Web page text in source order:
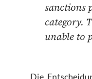
sanctions
category.
unable to
Die